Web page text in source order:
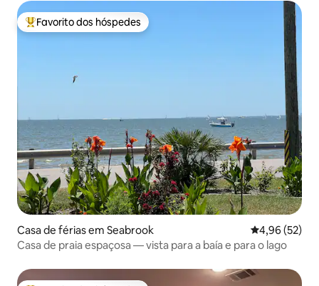
Favoritos dos hóspedes mais apreciados
Favorito dos hóspedes
Casa de férias em Seabrook Classificação
4,96 (52)
Casa de praia espaçosa — vista para a baía e para o lago